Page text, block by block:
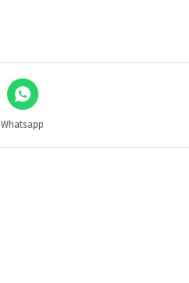
Whatsapp